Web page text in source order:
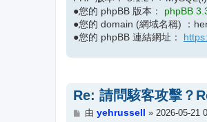
●您的 phpBB 版本： phpBB
●您的 domain (網域名稱) ：
●您的 phpBB 連結網址：
Re: 請問駭客攻擊？
文
由 yehrussell » 2026-05-21